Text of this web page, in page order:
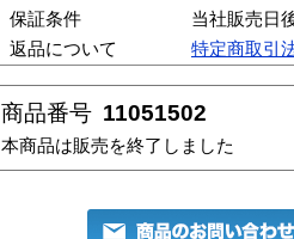
保証条件
当社販売日
返品について
特定商取引
商品番号 11051502
本商品は販売を終了しました